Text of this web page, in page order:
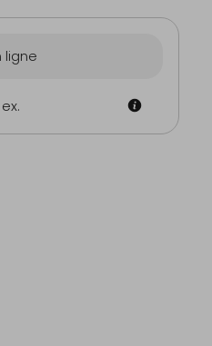
ligne